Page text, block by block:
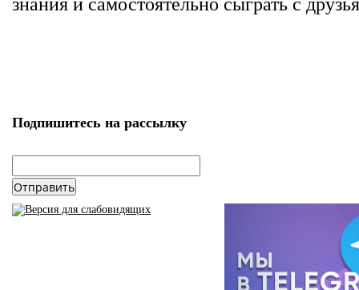
Подпишитесь на рассылку